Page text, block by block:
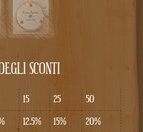
SCONTI
15 25
50
12.5% 15%
20%